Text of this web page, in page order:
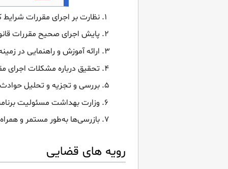
نظارت بر اجرای مقررات
پایش اجرای صحیح مقررات
ارائه آموزش و راهنمایی در
تحقیق درباره مشکلات اجرای
بررسی و تجزیه و تحلیل
وزارت بهداشت مسئولیت
بازرسی‌ها به‌طور مستمر و
رویه های قضایی